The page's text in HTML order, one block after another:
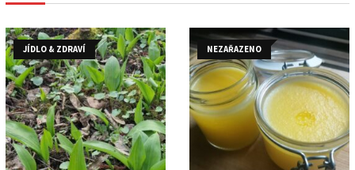
JÍDLO & ZDRAVÍ NEZAŘAZENO